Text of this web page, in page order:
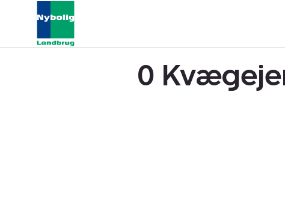
0